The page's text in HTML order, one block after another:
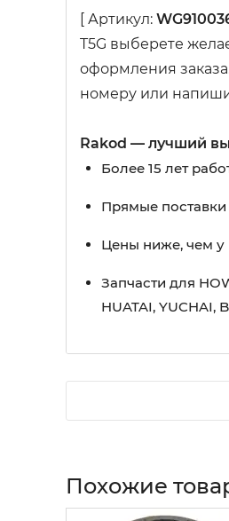
[ Артикул:
T5G выберете
оформления
номеру или
Rakod — лучший
Более 15 лет
Прямые поставки
Цены ниже, чем у
Запчасти для
HUATAI, YUCHAI,
Похожие